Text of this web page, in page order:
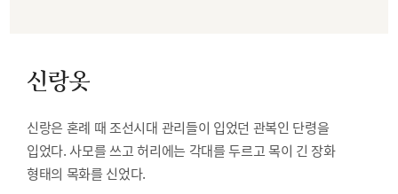
신랑옷
신랑은 혼례 때 조선시대 관리들이 입었던 관복인 단령을
입었다. 사모를 쓰고 허리에는 각대를 두르고 목이 긴 장화
형태의 목화를 신었다.